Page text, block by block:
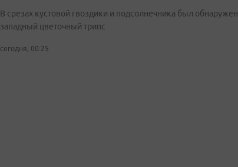
В срезах кустовой гвоздики и подсолнечника был обнаружен
западный цветочный трипс
сегодня, 00:25